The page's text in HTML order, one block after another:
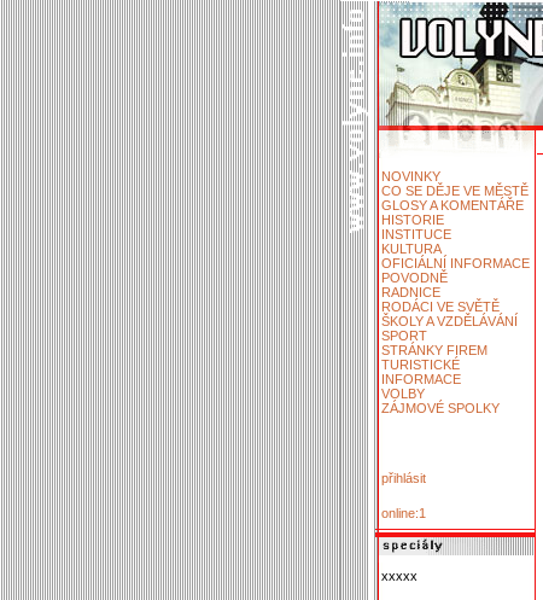
NOVINKY
CO SE DĚJE VE MĚSTĚ
GLOSY A KOMENTÁŘE
HISTORIE
INSTITUCE
KULTURA
OFICIÁLNÍ INFORMACE
POVODNĚ
RADNICE
RODÁCI VE SVĚTĚ
ŠKOLY A VZDĚLÁVÁNÍ
SPORT
STRÁNKY FIREM
TURISTICKÉ
INFORMACE
VOLBY
ZÁJMOVÉ SPOLKY
přihlásit
online:1
xxxxx